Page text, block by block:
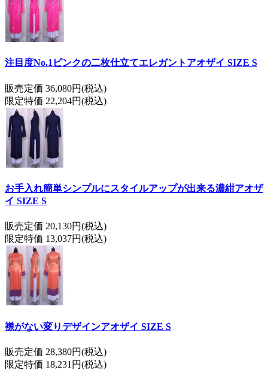
注目度No.1ピンクの二枚仕立てエレガントアオザイ SIZE S
販売定価 36,080円(税込)
限定特価 22,204円(税込)
お手入れ簡単シンプルにスタイルアップが出来る濃紺アオザ
イ SIZE S
販売定価 20,130円(税込)
限定特価 13,037円(税込)
襟がない変りデザインアオザイ SIZE S
販売定価 28,380円(税込)
限定特価 18,231円(税込)